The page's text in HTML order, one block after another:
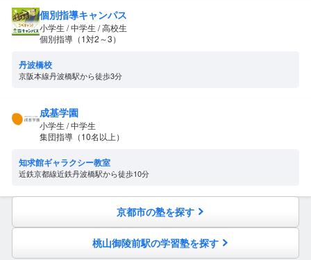
個別指導キャンパス
小学生 / 中学生 / 高校生
個別指導（1対2～3）
丹波橋校
京阪本線丹波橋駅から徒歩3分
成基学園
小学生 / 中学生
集団指導（10名以上）
知求館ギャラクシー教室
近鉄京都線近鉄丹波橋駅から徒歩10分
京都市の塾を探す
桃山御陵前駅の学習塾を探す